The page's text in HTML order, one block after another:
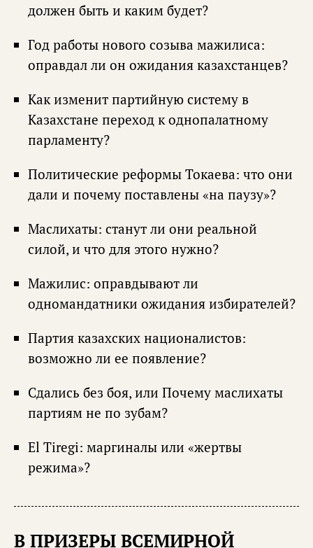
должен быть и каким будет?
Год работы нового созыва мажилиса:
оправдал ли он ожидания казахстанцев?
Как изменит партийную систему в
Казахстане переход к однопалатному
парламенту?
Политические реформы Токаева: что они
дали и почему поставлены «на паузу»?
Маслихаты: станут ли они реальной
силой, и что для этого нужно?
Мажилис: оправдывают ли
одномандатники ожидания избирателей?
Партия казахских националистов:
возможно ли ее появление?
Сдались без боя, или Почему маслихаты
партиям не по зубам?
El Tiregi: маргиналы или «жертвы
режима»?
В ПРИЗЕРЫ ВСЕМИРНОЙ